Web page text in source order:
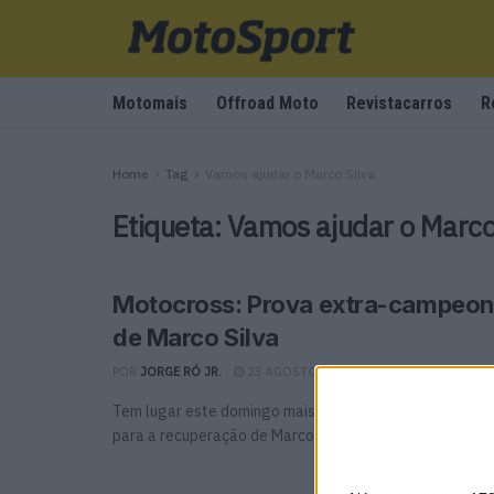
Motomais Offroad Moto Revistacarros
Home Tag Vamos ajudar o Marco Silva
Etiqueta:Vamos ajudar o
Motocross: Prova extra-
de Marco Silva
JORGE RÓ JR. 23 AGOSTO, 2022 0
Tem lugar este domingo mais uma iniciativa de
para a recuperação de Marco Silva.